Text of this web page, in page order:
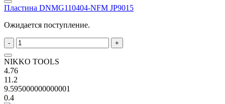
Пластина DNMG110404-NFM JP9015
Ожидается поступление.
- +
NIKKO TOOLS
4.76
11.2
9.595000000000001
0.4